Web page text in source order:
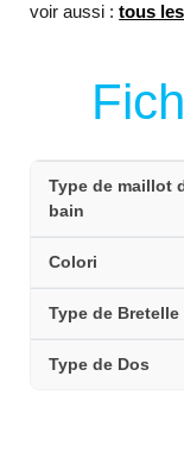
voir aussi :tous
Type de maillot
bain
Colori
Type de Bretelle
Type de Dos